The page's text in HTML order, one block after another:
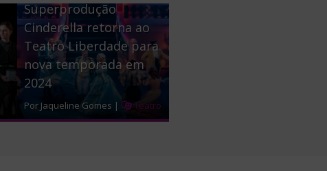
Superprodução
Cinderella retorna ao
Teatro Liberdade para
nova temporada em
2024
Por Jaqueline Gomes | Teatro